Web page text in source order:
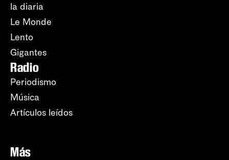
la diaria
Le Monde
Lento
Gigantes
Radio
Periodismo
Música
Artículos leídos
Más